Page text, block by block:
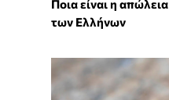
Ποια είναι η απώλεια
των Ελλήνων